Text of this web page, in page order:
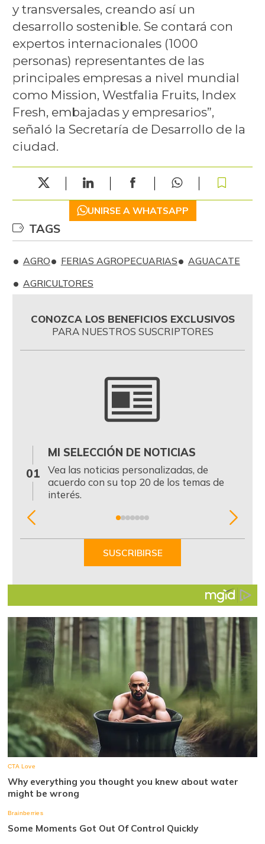
y transversales, creando así un
desarrollo sostenible. Se contará con
expertos internacionales (1000
personas) representantes de las
principales empresas a nivel mundial
como Mission, Westfalia Fruits, Index
Fresh, embajadas y empresarios”,
señaló la Secretaría de Desarrollo de la
ciudad.
UNIRSE A WHATSAPP
TAGS
AGRO FERIAS AGROPECUARIAS
AGUACATE
AGRICULTORES
CONOZCA LOS BENEFICIOS EXCLUSIVOS
PARA NUESTROS SUSCRIPTORES
01
MI SELECCIÓN DE NOTICIAS
Vea las noticias personalizadas, de
acuerdo con su top 20 de los temas de
interés.
Item
SUSCRIBIRSE